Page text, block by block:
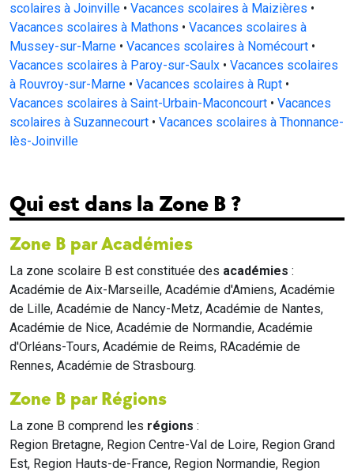
scolaires à Joinville • Vacances scolaires à Maizières •
Vacances scolaires à Mathons • Vacances scolaires à
Mussey-sur-Marne • Vacances scolaires à Nomécourt •
Vacances scolaires à Paroy-sur-Saulx • Vacances scolaires
à Rouvroy-sur-Marne • Vacances scolaires à Rupt •
Vacances scolaires à Saint-Urbain-Maconcourt • Vacances
scolaires à Suzannecourt • Vacances scolaires à Thonnance-
lès-Joinville
Qui est dans la Zone B ?
Zone B par Académies
La zone scolaire B est constituée des académies :
Académie de Aix-Marseille, Académie d'Amiens, Académie
de Lille, Académie de Nancy-Metz, Académie de Nantes,
Académie de Nice, Académie de Normandie, Académie
d'Orléans-Tours, Académie de Reims, RAcadémie de
Rennes, Académie de Strasbourg.
Zone B par Régions
La zone B comprend les régions :
Region Bretagne, Region Centre-Val de Loire, Region Grand
Est, Region Hauts-de-France, Region Normandie, Region